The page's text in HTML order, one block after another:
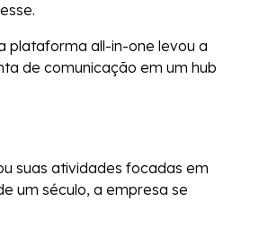
plataforma all-in-one levou a
de comunicação em um hub
suas atividades focadas em
um século, a empresa se